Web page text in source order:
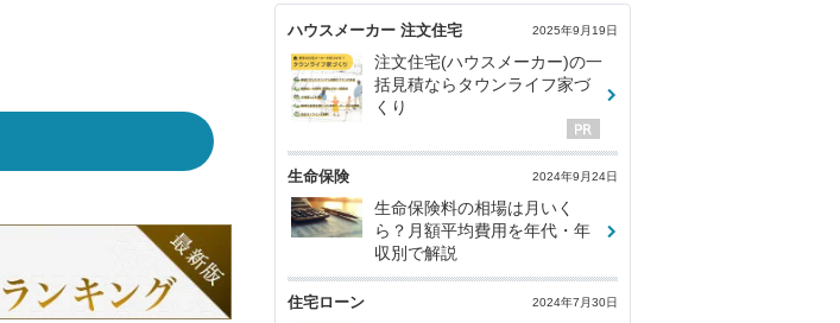
ハウスメーカー 注文住宅 2025年9月19日
注文住宅(ハウスメーカー)の一
括見積ならタウンライフ家づ
くり
生命保険 2024年9月24日
生命保険料の相場は月いく
ら？月額平均費用を年代・年
収別で解説
住宅ローン 2024年7月30日